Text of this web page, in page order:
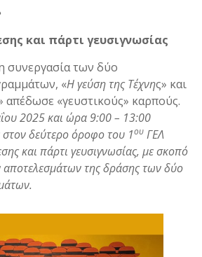
και πάρτι γευσιγνωσίας
συνεργασία των δύο
«Η γεύση της Τέχνης» και
απέδωσε «γευστικούς» καρπούς.
2025 και ώρα 9:00 – 13:00
δεύτερο όροφο του 1ου ΓΕΛ
και πάρτι γευσιγνωσίας, με σκοπό
της δράσης των δύο